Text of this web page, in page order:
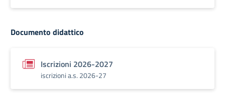
Documento didattico
Iscrizioni 2026-2027
iscrizioni a.s. 2026-27